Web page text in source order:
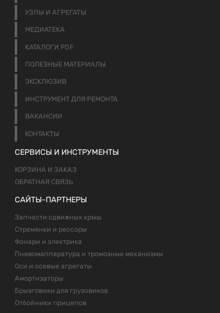
УЗЛЫ И АГРЕГАТЫ
МЕДИАТЕКА
КАТАЛОГИ PDF
ПОЛЕЗНЫЕ МАТЕРИАЛЫ
ЭКСКЛЮЗИВ
ИНСТРУМЕНТ ДЛЯ РЕМОНТА
ВАКАНСИИ
КОНТАКТЫ
СЕРВИСЫ И ИНСТРУМЕНТЫ
КОРЗИНА И ЗАКАЗ
ОБРАТНАЯ СВЯЗЬ
САЙТЫ-ПАРТНЕРЫ
Запчасти сдвижных крыш
Стремянки и рессоры
Фонари и электрика
Пневомаппаратура и тромозные механизмы
Оси и осевые агрегаты
Амортизаторы
Брызговики для грузовиков
Отбойники прицепов